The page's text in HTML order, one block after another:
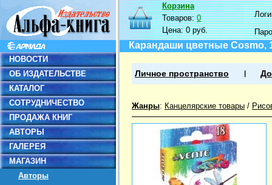
НОВОСТИ
ОБ ИЗДАТЕЛЬСТВЕ
КАТАЛОГ
СОТРУДНИЧЕСТВО
ПРОДАЖА КНИГ
АВТОРЫ
ГАЛЕРЕЯ
МАГАЗИН
Авторы
Корзина
Товаров:0
Цена:0 руб.
Карандаши цветные Cosmo,
Личное пространство
Жанры: Канцелярские товары /